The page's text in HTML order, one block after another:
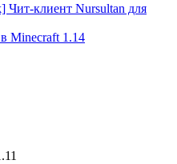
Чит-клиент Nursultan для
Minecraft 1.14